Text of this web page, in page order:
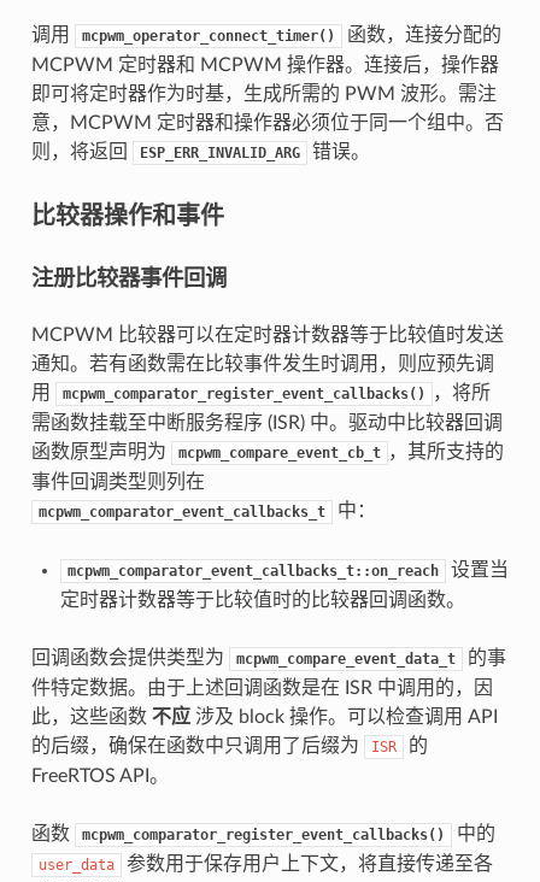
调用 mcpwm_operator_connect_timer()
函数，连接分配的
MCPWM 定时器和 MCPWM 操作器。连接后，操作器
即可将定时器作为时基，生成所需的 PWM 波形。需注
意，MCPWM 定时器和操作器必须位于同一个组中。否
则，将返回
ESP_ERR_INVALID_ARG 错误。
比较器操作和事件
注册比较器事件回调
MCPWM 比较器可以在定时器计数器等于比较值时发送
通知。若有函数需在比较事件发生时调用，则应预先调
用
mcpwm_comparator_register_event_callbacks()
，将所
需函数挂载至中断服务程序 (ISR) 中。驱动中比较器回调
函数原型声明为
mcpwm_compare_event_cb_t ，其所支持的
事件回调类型则列在
mcpwm_comparator_event_callbacks_t 中：
mcpwm_comparator_event_callbacks_t::on_reach
设置当
定时器计数器等于比较值时的比较器回调函数。
回调函数会提供类型为 mcpwm_compare_event_data_t
的事
件特定数据。由于上述回调函数是在 ISR 中调用的，因
此，这些函数 不应 涉及 block 操作。可以检查调用 API
的后缀，确保在函数中只调用了后缀为
ISR
的
FreeRTOS API。
函数 mcpwm_comparator_register_event_callbacks() 中的
user_data
参数用于保存用户上下文，将直接传递至各